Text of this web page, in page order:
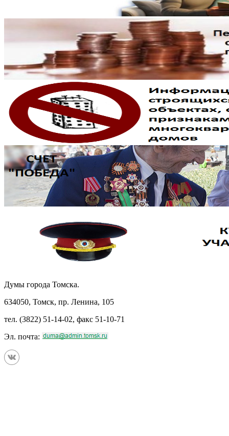
Думы города Томска.
634050, Томск, пр. Ленина, 105
тел. (3822) 51-14-02, факс 51-10-71
Эл. почта: